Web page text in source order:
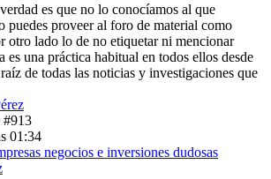
es que no lo conocíamos al que
puedes proveer al foro de material como
otro lado lo de no etiquetar ni mencionar
una práctica habitual en todos ellos desde
de todas las noticias y investigaciones que
#913
01:34
negocios e inversiones dudosas